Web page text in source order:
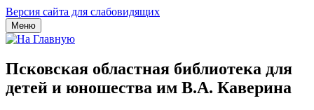
Версия сайта для слабовидящих
Меню
Псковская областная библиотека для
детей и юношества им В.А. Каверина